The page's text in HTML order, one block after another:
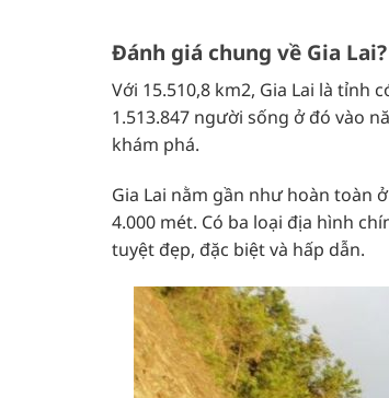
Đánh giá chung về Gia
Với 15.510,8 km2, Gia Lai là tỉnh
1.513.847 người sống ở đó vào
khám phá.
Gia Lai nằm gần như hoàn toàn
4.000 mét. Có ba loại địa hình
tuyệt đẹp, đặc biệt và hấp dẫn.